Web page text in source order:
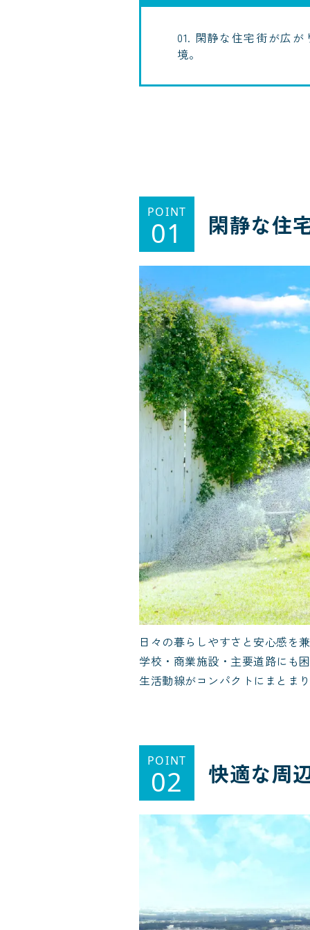
01. 閑静な住宅街が広
境。
POINT
01 閑静な住
日々の暮らしやすさと安心感を
学校・商業施設・主要道路にも
生活動線がコンパクトにまとま
POINT
02 快適な周